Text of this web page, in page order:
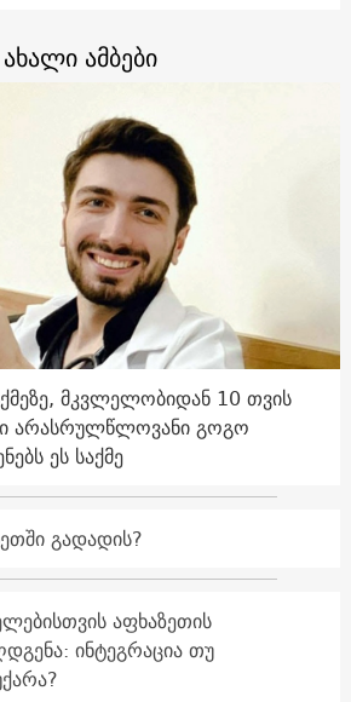
ახალი ამბები
მკვლელობიდან 10 თვის
არასრულწლოვანი გოგო
ეს საქმე
გადადის?
აფხაზეთის
ინტეგრაცია თუ